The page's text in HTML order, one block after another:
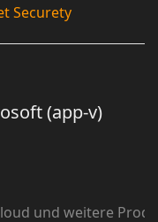
Securety
(app-v)
und weitere